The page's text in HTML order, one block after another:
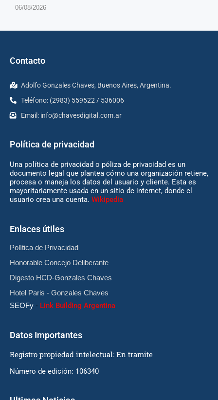
06/08/2026
Contacto
Adolfo Gonzales Chaves, Buenos Aires, Argentina.
Teléfono: (2983) 559522 / 536006
Email: info@chavesdigital.com.ar
Política de privacidad
Una política de privacidad o póliza de privacidad es un
documento legal que plantea cómo una organización retiene,
procesa o maneja los datos del usuario y cliente. Esta es
mayoritariamente usada en un sitio de internet, donde el
usuario crea una cuenta. Wikipedia
Enlaces útiles
Política de Privacidad
Honorable Concejo Deliberante
Digesto HCD-Gonzales Chaves
Hotel Paris - Gonzales Chaves
SEOFy - Link Building Argentina
Datos Importantes
Registro propiedad intelectual: En tramite
Número de edición: 106340